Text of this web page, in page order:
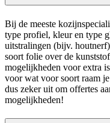
Bij de meeste
type profiel, kleur en type
uitstralingen (bijv.
soort folie over de
mogelijkheden voor extra
voor wat voor soort raam
dus zeker uit om offertes
mogelijkheden!